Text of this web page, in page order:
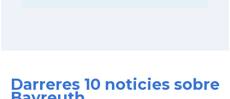
CAMON Catalans a FREIBURG
Darreres 10 noticies sobre